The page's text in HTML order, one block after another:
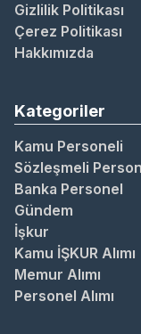
Gizlilik Politikası
Çerez Politikası
Hakkımızda
Kategoriler
Kamu Personeli
Sözleşmeli
Banka Personel
Gündem
İşkur
Kamu İŞKUR Alımı
Memur Alımı
Personel Alımı